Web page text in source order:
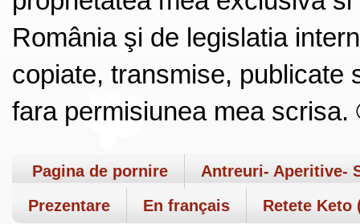
România şi de legislatia
copiate, transmise, publicate
fara permisiunea mea
Pagina de pornire
Antreuri- Aperitive-
Prezentare
En français Retete Keto